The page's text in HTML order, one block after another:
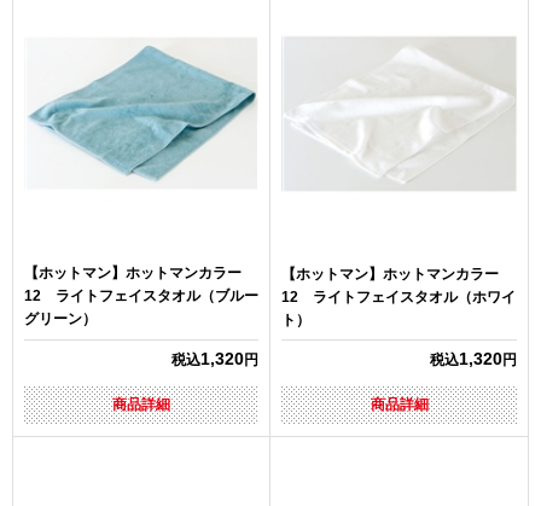
【ホットマン】ホットマンカラー
12 ライトフェイスタオル（ブルー
グリーン）
税込1,320円
商品詳細
【ホットマン】ホットマンカラー
12 ライトフェイスタオル（ホワイ
ト）
税込1,320円
商品詳細